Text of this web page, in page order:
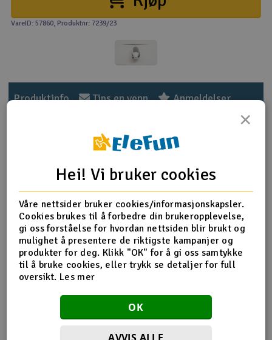
Modelljernbane
Outlet
Smarthjem, lek & hobby
Solenergi
Sparkesykler & elkjøretøy
Verktøy, utstyr & tilbehør
VareID: 57860, Produktnr: 7239/23
Produktinfo Tips en venn Anmeldelser
karbonpropell, laget for elektriske motoroppsett tilpasset
seilfly o.l. Spinner må kjøpes separat.
Spesifikasjoner
Max RPM
16000
Diameter
9"
Product details in english
The new generation of folding propellers from Rudolf
×
Hei! Vi bruker cookies
Våre nettsider bruker cookies/informasjonskapsler.
Cookies brukes til å forbedre din brukeropplevelse,
gi oss forståelse for hvordan nettsiden blir brukt og
mulighet å presentere de riktigste kampanjer og
produkter for deg. Klikk "OK" for å gi oss samtykke
til å bruke cookies, eller trykk se detaljer for full
oversikt. Les mer
OK
AVVIS ALLE